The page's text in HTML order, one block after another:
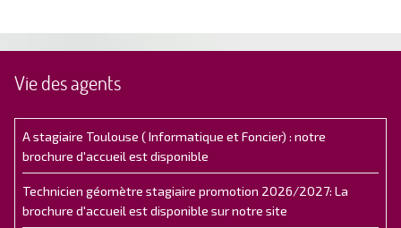
Vie des agents
A stagiaire Toulouse ( Informatique et Foncier) : notre
brochure d'accueil est disponible
Technicien géomètre stagiaire promotion 2026/2027: La
brochure d'accueil est disponible sur notre site